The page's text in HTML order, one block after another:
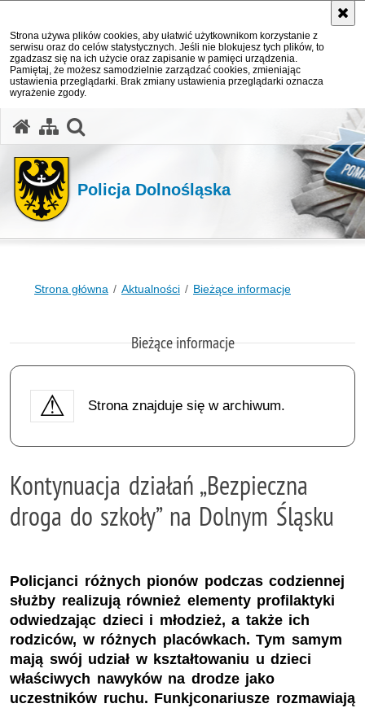
Strona używa plików cookies, aby ułatwić użytkownikom korzystanie z
serwisu oraz do celów statystycznych. Jeśli nie blokujesz tych plików, to
zgadzasz się na ich użycie oraz zapisanie w pamięci urządzenia.
Pamiętaj, że możesz samodzielnie zarządzać cookies, zmieniając
ustawienia przeglądarki. Brak zmiany ustawienia przeglądarki oznacza
wyrażenie zgody.
Policja Dolnośląska
Strona główna Aktualności Bieżące informacje
Bieżące informacje
Strona znajduje się w archiwum.
Kontynuacja działań „Bezpieczna
droga do szkoły” na Dolnym Śląsku
Policjanci różnych pionów podczas codziennej
służby realizują również elementy profilaktyki
odwiedzając dzieci i młodzież, a także ich
rodziców, w różnych placówkach. Tym samym
mają swój udział w kształtowaniu u dzieci
właściwych nawyków na drodze jako
uczestników ruchu. Funkjconariusze rozmawiają